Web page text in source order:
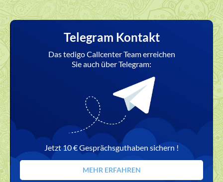
Telegram Kontakt
Das tedigo Callcenter Team erreichen
Sie auch über Telegram:
Jetzt 10 € Gesprächsguthaben sichern !
MEHR ERFAHREN